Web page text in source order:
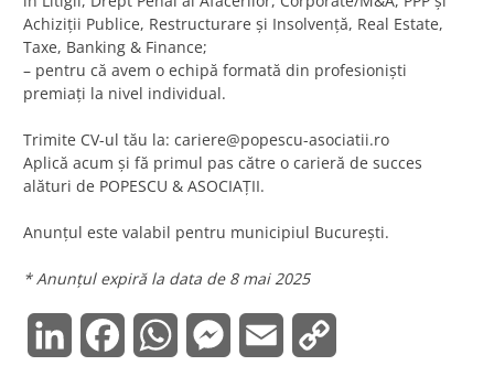
Achiziții Publice, Restructurare și Insolvență, Real Estate,
Taxe, Banking & Finance;
– pentru că avem o echipă formată din profesioniști
premiați la nivel individual.
Trimite CV-ul tău la: cariere@popescu-asociatii.ro
Aplică acum și fă primul pas către o carieră de succes
alături de POPESCU & ASOCIAȚII.
Anunțul este valabil pentru municipiul București.
* Anunțul expiră la data de 8 mai 2025
LinkedInFacebookWhatsAppMessenger
Email